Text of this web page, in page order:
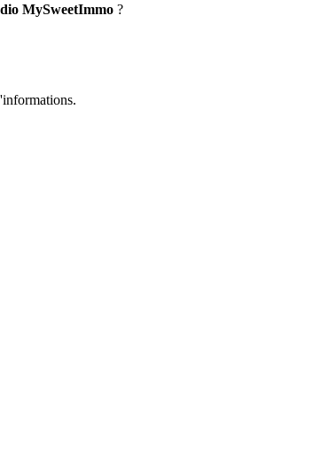
MySweetImmo ?